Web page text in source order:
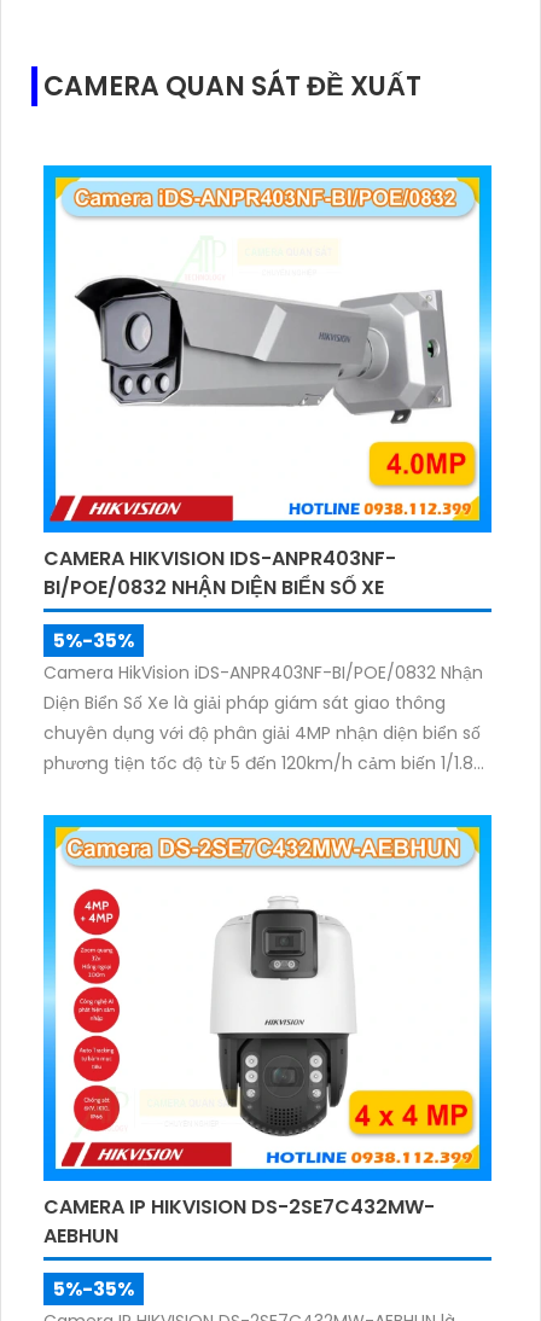
CAMERA QUAN SÁT ĐỀ XUẤT
CAMERA HIKVISION IDS-ANPR403NF-
BI/POE/0832 NHẬN DIỆN BIỂN SỐ XE
5%-35%
Camera HikVision iDS-ANPR403NF-BI/POE/0832 Nhận
Diện Biển Số Xe là giải pháp giám sát giao thông
chuyên dụng với độ phân giải 4MP nhận diện biển số
phương tiện tốc độ từ 5 đến 120km/h cảm biến 1/1.8
ảnh rõ nét.
CAMERA IP HIKVISION DS-2SE7C432MW-
AEBHUN
5%-35%